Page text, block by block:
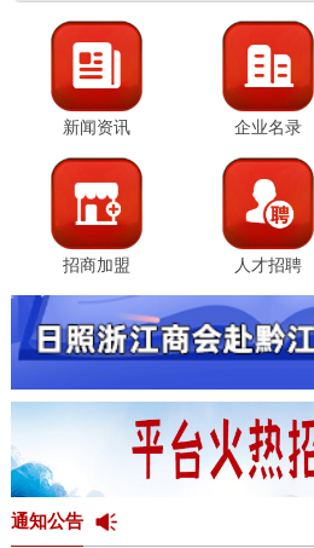
新闻资讯 企业名录
招商加盟 人才招聘
通知公告